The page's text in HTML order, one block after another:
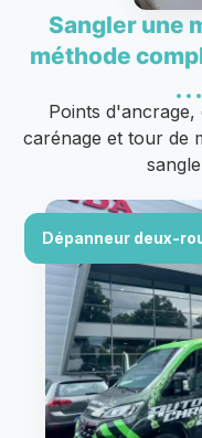
Sangler une
méthode
Points
carénage et tour de
Dépanneur deux-